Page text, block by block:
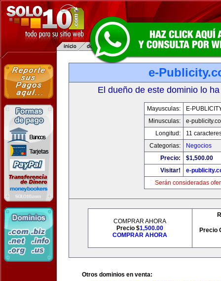
e-
El dueño de este dominio lo
Mayusculas:
E-
Minusculas:
e-
Longitud:
11
Categorias:
Negocios
Precio:
$1,500.00
Visitar!
e-
Serán consideradas
COMPRAR AHORA
Precio $1,500.00
COMPRAR AHORA
Precio
Otros dominios en venta: